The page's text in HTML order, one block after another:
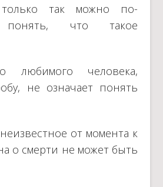
так можно по-
понять, что такое
любимого человека,
не означает понять
от момента к
о смерти не может быть